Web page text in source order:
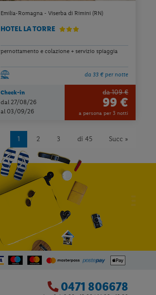
Emilia-Romagna - Viserba di Rimini (RN)
HOTEL LA TORRE
pernottamento e colazione + servizio spiaggia
da 33 € per notte
Check-in
dal 27/08/26
al 03/09/26
da 109 €
99 €
a persona per 3 notti
1 2 3 di 45 Succ »
0471 806678